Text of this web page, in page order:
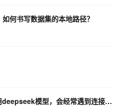
何书写数据集的本地路径？
vscode集成通义灵码后，使用deepseek模型，会经常遇到连接超时的情况